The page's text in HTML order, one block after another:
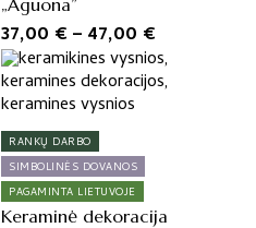
„Aguona”
37,00 € – 47,00 €
range:
37,00 €
options
may
be
chosen
on
the
product
page
RANKŲ DARBO
SIMBOLINĖS DOVANOS
PAGAMINTA LIETUVOJE
Keraminė dekoracija